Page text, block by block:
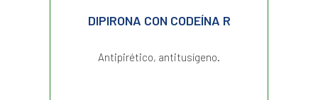
DIPIRONA CON CODEÍNA R
Antipirético, antitusígeno.